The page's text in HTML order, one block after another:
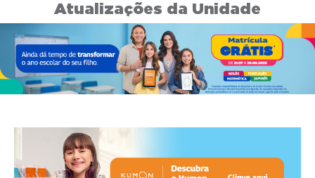
Atualizações da Unidade